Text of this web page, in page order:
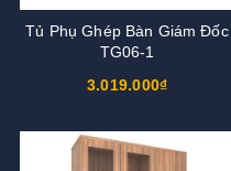
Tủ Phụ Ghép Bàn Giám Đốc
TG06-1
3.019.000₫